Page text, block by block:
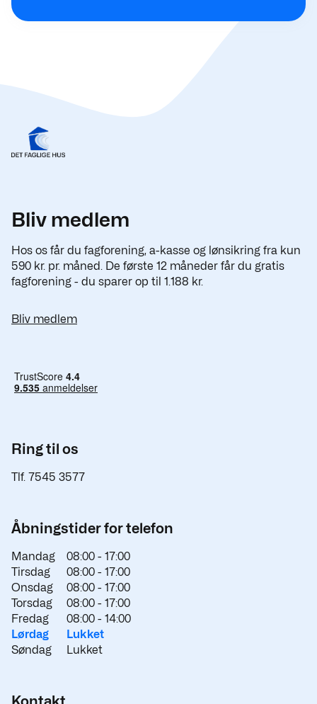
Bliv medlem
Hos os får du fagforening, a-kasse og lønsikring fra kun
590 kr. pr. måned. De første 12 måneder får du gratis
fagforening - du sparer op til 1.188 kr.
Bliv medlem
Ring til os
Tlf. 7545 3577
Åbningstider for telefon
Mandag 08:00 - 17:00
Tirsdag
08:00 - 17:00
Onsdag
08:00 - 17:00
Torsdag
08:00 - 17:00
Fredag
08:00 - 14:00
Lørdag
Lukket
Søndag
Lukket